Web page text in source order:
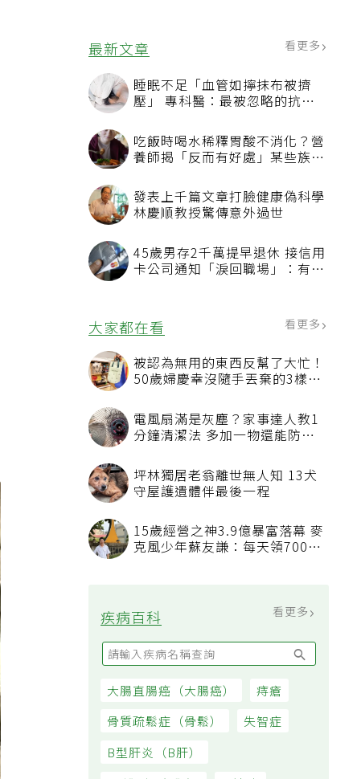
最新文章 看更多
睡眠不足「血管如擰抹布被擠
壓」 專科醫：最被忽略的抗老
吃飯時喝水稀釋胃酸不消化？營
養師揭「反而有好處」某些族群
發表上千篇文章打臉健康偽科學
林慶順教授驚傳意外過世
45歲男存2千萬提早退休 接信用
卡公司通知「淚回職場」：有錢
大家都在看
被認為無用的東西反幫了大忙！
50歲婦慶幸沒隨手丟棄的3樣物
電風扇滿是灰塵？家事達人教1
坪林獨居老翁離世無人知 13犬
守屋護遺體伴最後一程
15歲經營之神3.9億暴富落幕 麥
疾病百科